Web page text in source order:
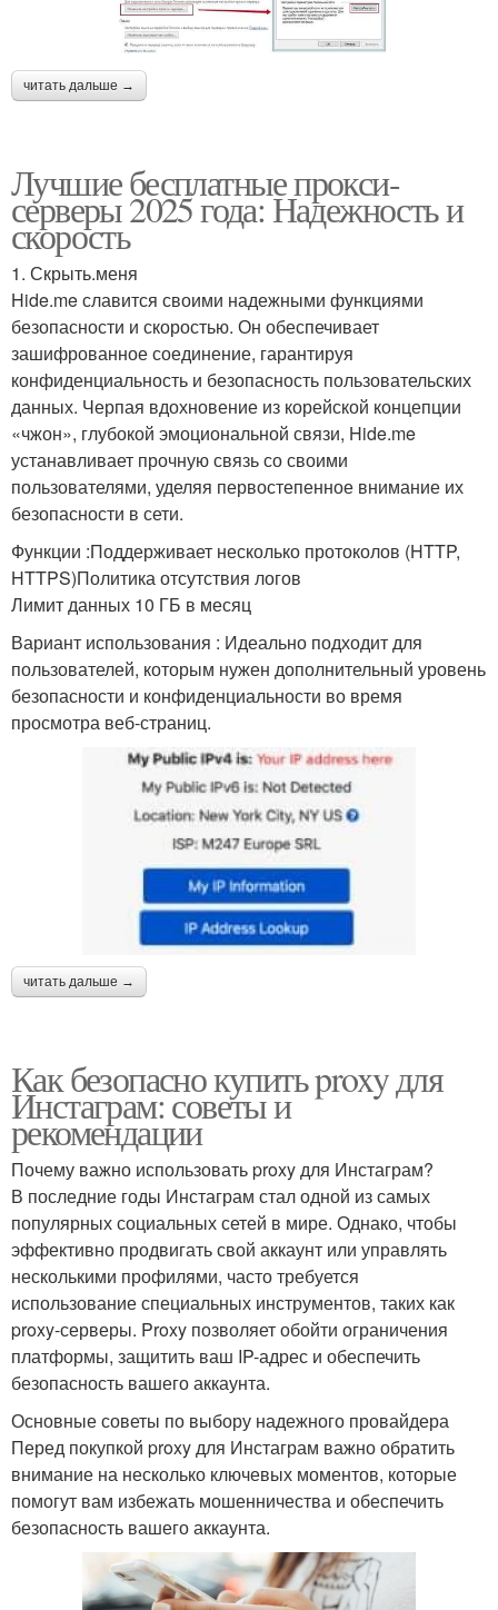
читать дальше →
Лучшие бесплатные прокси-
серверы 2025 года: Надежность и
скорость
1. Скрыть.меня
Hide.me славится своими надежными функциями
безопасности и скоростью. Он обеспечивает
зашифрованное соединение, гарантируя
конфиденциальность и безопасность пользовательских
данных. Черпая вдохновение из корейской концепции
«чжон», глубокой эмоциональной связи, Hide.me
устанавливает прочную связь со своими
пользователями, уделяя первостепенное внимание их
безопасности в сети.
Функции :Поддерживает несколько протоколов (HTTP,
HTTPS)Политика отсутствия логов
Лимит данных 10 ГБ в месяц
Вариант использования : Идеально подходит для
пользователей, которым нужен дополнительный уровень
безопасности и конфиденциальности во время
просмотра веб-страниц.
читать дальше →
Как безопасно купить proxy для
Инстаграм: советы и
рекомендации
Почему важно использовать proxy для Инстаграм?
В последние годы Инстаграм стал одной из самых
популярных социальных сетей в мире. Однако, чтобы
эффективно продвигать свой аккаунт или управлять
несколькими профилями, часто требуется
использование специальных инструментов, таких как
proxy-серверы. Proxy позволяет обойти ограничения
платформы, защитить ваш IP-адрес и обеспечить
безопасность вашего аккаунта.
Основные советы по выбору надежного провайдера
Перед покупкой proxy для Инстаграм важно обратить
внимание на несколько ключевых моментов, которые
помогут вам избежать мошенничества и обеспечить
безопасность вашего аккаунта.